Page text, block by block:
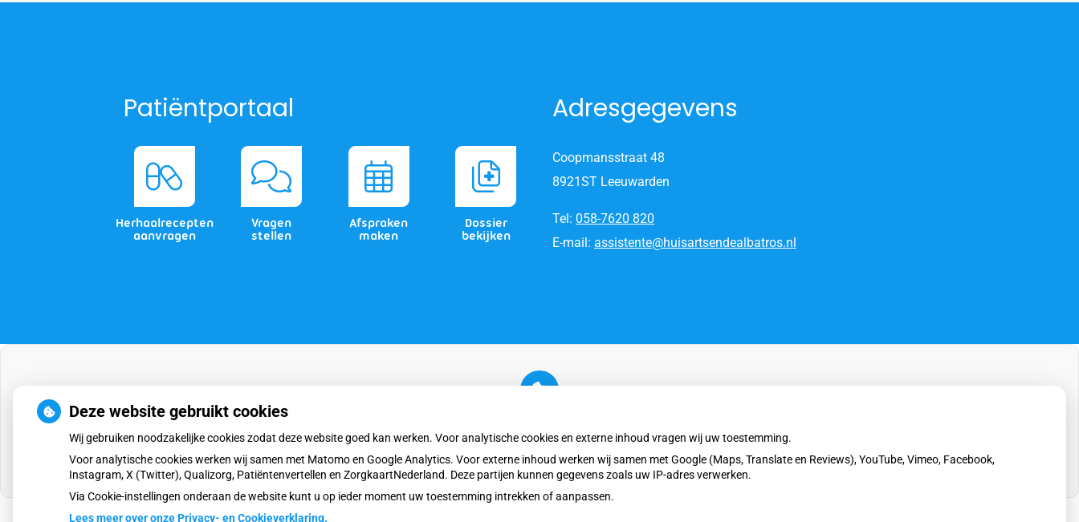
Patiëntportaal
Herhaalrecepten
aanvragen
Vragen
stellen
Afspraken
maken
Dossier
bekijken
Adresgegevens
Coopmansstraat 48
8921ST Leeuwarden
Tel: 058-7620 820
E-mail: assistente@huisartsendealbatros.nl
externe inhoud
die nodig is om dit te zien.
Cookie-instellingen wijzigen
Deze website gebruikt cookies
Wij gebruiken noodzakelijke cookies zodat deze website goed kan werken. Voor analytische cookies en externe inhoud vragen wij uw toestemming.
Voor analytische cookies werken wij samen met Matomo en Google Analytics. Voor externe inhoud werken wij samen met Google (Maps, Translate en Reviews), YouTube, Vimeo, Facebook,
Instagram, X (Twitter), Qualizorg, Patiëntenvertellen en ZorgkaartNederland. Deze partijen kunnen gegevens zoals uw IP-adres verwerken.
Via Cookie-instellingen onderaan de website kunt u op ieder moment uw toestemming intrekken of aanpassen.
Lees meer over onze Privacy- en Cookieverklaring.